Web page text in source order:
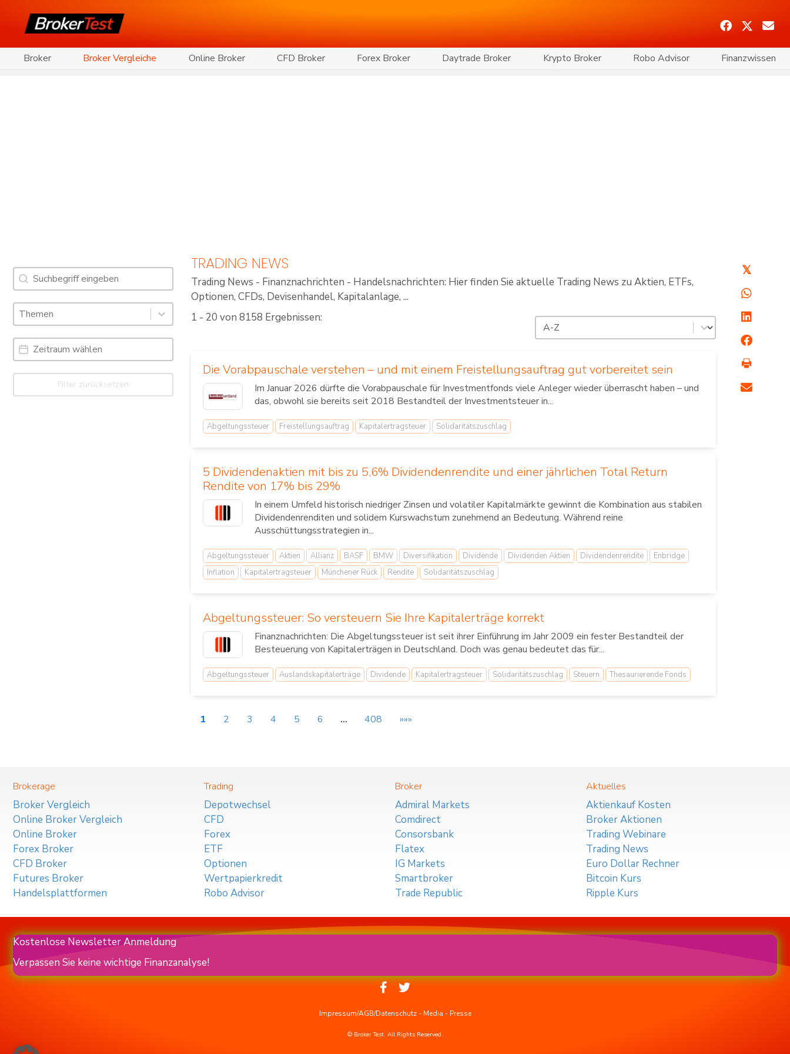
Broker Broker Vergleiche Online Broker CFD Broker Forex Broker Daytrade Broker Krypto Broker Robo Advisor Finanzwissen
Suche
Search content
Schlagworte: Trading News & Webinare
Select content
Select content
Date Range
Date
Filter zurücksetzen
TRADING NEWS
Trading News - Finanznachrichten - Handelsnachrichten: Hier finden Sie aktuelle Trading News zu Aktien, ETFs,
Optionen, CFDs, Devisenhandel, Kapitalanlage, ...
1 - 20 von 8158 Ergebnissen:
Sortierung
Sort content
Die Vorabpauschale verstehen – und mit einem Freistellungsauftrag gut vorbereitet sein
Im Januar 2026 dürfte die Vorabpauschale für Investmentfonds viele Anleger wieder überrascht haben – und
das, obwohl sie bereits seit 2018 Bestandteil der Investmentsteuer in...
Abgeltungssteuer Freistellungsauftrag Kapitalertragsteuer Solidaritätszuschlag
5 Dividendenaktien mit bis zu 5,6% Dividendenrendite und einer jährlichen Total Return
Rendite von 17% bis 29%
In einem Umfeld historisch niedriger Zinsen und volatiler Kapitalmärkte gewinnt die Kombination aus stabilen
Dividendenrenditen und solidem Kurswachstum zunehmend an Bedeutung. Während reine
Ausschüttungsstrategien in...
Abgeltungssteuer Aktien Allianz BASF BMW Diversifikation Dividende Dividenden Aktien Dividendenrendite
Enbridge
Inflation
Kapitalertragsteuer Münchener Rück Rendite Solidaritätszuschlag
Abgeltungssteuer: So versteuern Sie Ihre Kapitalerträge korrekt
Finanznachrichten: Die Abgeltungssteuer ist seit ihrer Einführung im Jahr 2009 ein fester Bestandteil der
Besteuerung von Kapitalerträgen in Deutschland. Doch was genau bedeutet das für...
Abgeltungssteuer Auslandskapitalerträge Dividende Kapitalertragsteuer Solidaritätszuschlag Steuern Thesaurierende Fonds
1 2 3 4 5 6 … 408 »»»
𝕏
Brokerage
Broker Vergleich
Online Broker Vergleich
Online Broker
Forex Broker
CFD Broker
Futures Broker
Handelsplattformen
Trading
Depotwechsel
CFD
Forex
ETF
Optionen
Wertpapierkredit
Robo Advisor
Broker
Admiral Markets
Comdirect
Consorsbank
Flatex
IG Markets
Smartbroker
Trade Republic
Aktuelles
Aktienkauf Kosten
Broker Aktionen
Trading Webinare
Trading News
Euro Dollar Rechner
Bitcoin Kurs
Ripple Kurs
Kostenlose Newsletter Anmeldung
Verpassen Sie keine wichtige Finanzanalyse!
Impressum/AGB/Datenschutz- Media - Presse
© Broker Test. All Rights Reserved.